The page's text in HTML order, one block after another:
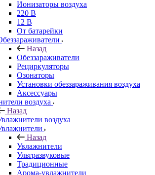
Ионизаторы воздуха
220 В
12 В
От батарейки
Назад
Обеззараживатели
Рециркуляторы
Озонаторы
Установки обеззараживания воздуха
Аксессуары
воздуха
Назад
воздуха
Назад
Увлажнители
Ультразвуковые
Традиционные
Арома-увлажнители